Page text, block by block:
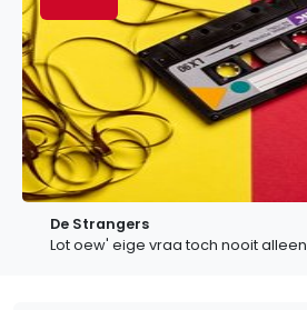
De Strangers
Lot oew' eige vraa toch nooit alleen